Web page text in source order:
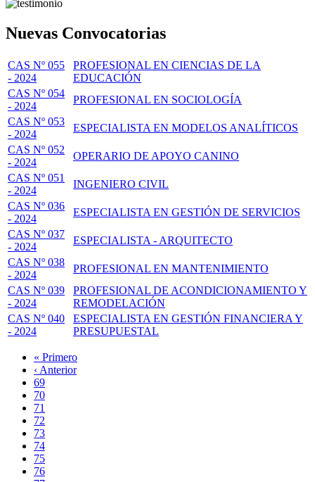
Nuevas Convocatorias
CAS Nº 055
- 2024
PROFESIONAL EN CIENCIAS DE LA
EDUCACIÓN
CAS Nº 054
- 2024
PROFESIONAL EN SOCIOLOGÍA
CAS Nº 053
- 2024
ESPECIALISTA EN MODELOS ANALÍTICOS
CAS Nº 052
- 2024
OPERARIO DE APOYO CANINO
CAS Nº 051
- 2024
INGENIERO CIVIL
CAS Nº 036
- 2024
ESPECIALISTA EN GESTIÓN DE SERVICIOS
CAS Nº 037
- 2024
ESPECIALISTA - ARQUITECTO
CAS Nº 038
- 2024
PROFESIONAL EN MANTENIMIENTO
CAS Nº 039
- 2024
PROFESIONAL DE ACONDICIONAMIENTO Y
REMODELACIÓN
CAS Nº 040
- 2024
ESPECIALISTA EN GESTIÓN FINANCIERA Y
PRESUPUESTAL
Paginación
Primera
página
« Primero
Página
anterior
‹ Anterior
Page
69
Page
70
Page
71
Page
72
Página
actual
73
Page
74
Page
75
Page
76